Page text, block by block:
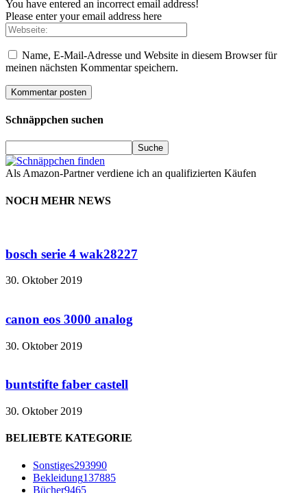
You have entered an incorrect email address!
Please enter your email address here
Name, E-Mail-Adresse und Website in diesem Browser für
meinen nächsten Kommentar speichern.
Schnäppchen suchen
Als Amazon-Partner verdiene ich an qualifizierten Käufen
NOCH MEHR NEWS
bosch serie 4 wak28227
30. Oktober 2019
canon eos 3000 analog
30. Oktober 2019
buntstifte faber castell
30. Oktober 2019
BELIEBTE KATEGORIE
Sonstiges293990
Bekleidung137885
Bücher9465